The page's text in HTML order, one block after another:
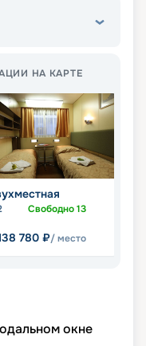
НА КАРТЕ
Свободно13
780 ₽/ место
окне